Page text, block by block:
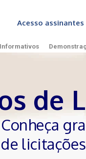
Acesso
Informativos
de
Conheça
de